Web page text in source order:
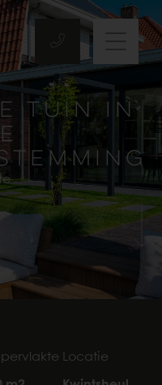
TUIN IN
Locatie